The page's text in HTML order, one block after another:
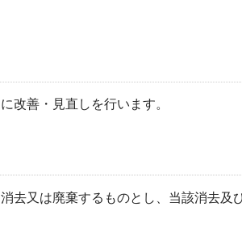
改善・見直しを行います。
又は廃棄するものとし、当該消去